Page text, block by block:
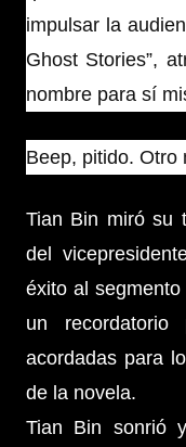
impulsar la
Ghost Stories”,
nombre para sí
Beep, pitido. Otro
Tian Bin miró su
del
éxito al
un
acordadas para
de la novela.
Tian Bin sonrió